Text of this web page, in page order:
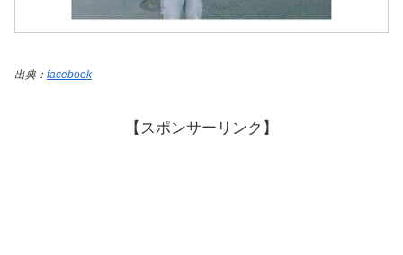
出典： facebook
【スポンサーリンク】